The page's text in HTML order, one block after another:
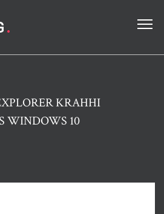
.
KRAHHI
WINDOWS 10